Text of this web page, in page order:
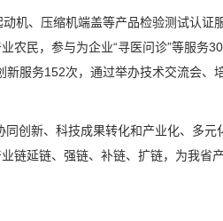
、压缩机端盖等产品检验测试认证
农民，参与为企业“寻医问诊”等服务
服务152次，通过举办技术交流会、
创新、科技成果转化和产业化、多元
链延链、强链、补链、扩链，为我省